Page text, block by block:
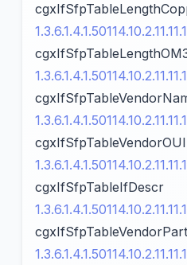
cgxIfSfpTableVendorOUI
cgxIfSfpTableIfDescr